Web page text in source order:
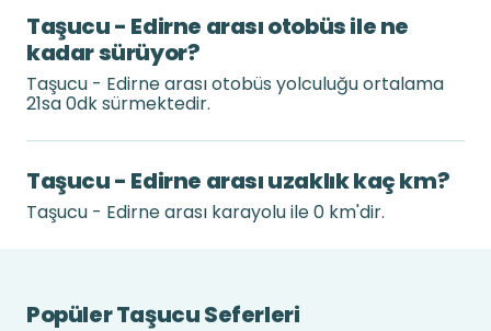
Taşucu - Edirne arası otobüs ile ne
kadar sürüyor?
Taşucu - Edirne arası otobüs yolculuğu ortalama
21sa 0dk sürmektedir.
Taşucu - Edirne arası uzaklık kaç km?
Taşucu - Edirne arası karayolu ile 0 km'dir.
Popüler Taşucu Seferleri